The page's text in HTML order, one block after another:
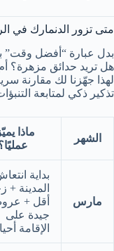
متى تزور الدنمارك في
بدل عبارة “أفضل وقت”
هل تريد حدائق مزهرة؟
لهذا جهّزنا لك مقارنة
تذكير ذكي لمتابعة
الشهر
ماذا
مارس
بداية
المدينة +
أقل +
جيدة على
الإقامة